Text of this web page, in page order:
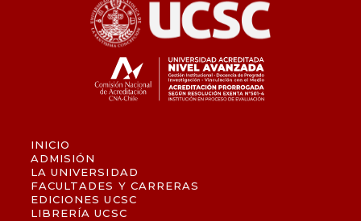
INICIO
ADMISIÓN
LA UNIVERSIDAD
FACULTADES Y CARRERAS
EDICIONES UCSC
LIBRERÍA UCSC